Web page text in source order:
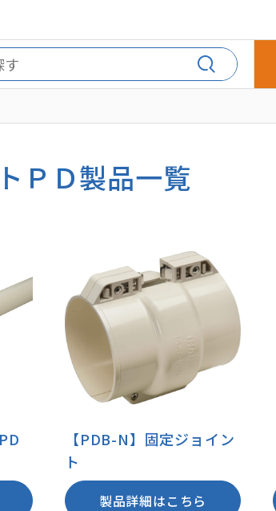
ＰＤ製品一覧
【PDB-N】固定ジョイン
ト
製品詳細はこちら